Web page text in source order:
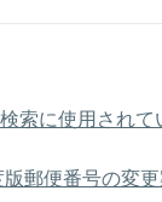
索に使用され
郵便番号の変